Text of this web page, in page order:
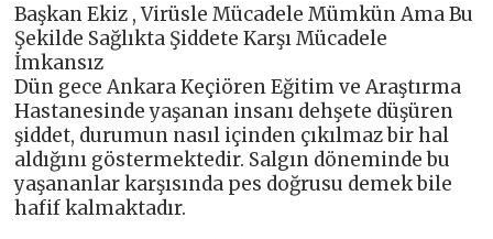
Başkan Ekiz , Virüsle Mücadele Mümkün Ama Bu
Şekilde Sağlıkta Şiddete Karşı Mücadele
İmkansız
Dün gece Ankara Keçiören Eğitim ve Araştırma
Hastanesinde yaşanan insanı dehşete düşüren
şiddet, durumun nasıl içinden çıkılmaz bir hal
aldığını göstermektedir. Salgın döneminde bu
yaşananlar karşısında pes doğrusu demek bile
hafif kalmaktadır.